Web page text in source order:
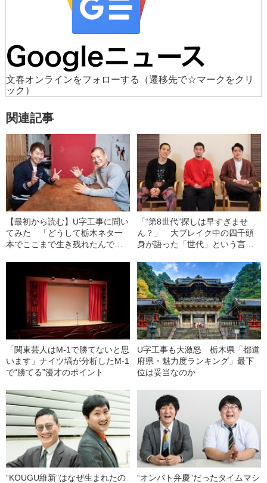
文春オンラインをフォローする
（遷移先で☆マークをクリ
ック）
関連記事
【最初から読む】U字工事に聞い
てみた 「どうして栃木ネタ一
本でここまで生き残れたんです
「“第8世代”探しは早すぎませ
ん？」 大ブレイク中の四千頭
身が語った「世代」という言葉
「関東芸人はM-1で勝てないと思
います」ナイツ塙が分析したM-1
で“勝てる”漫才のポイント
U字工事も大激怒 栃木県「都道
府県・魅力度ランキング」最下
位は妥当なのか
“KOUGU維新”はなぜ生まれたの
“オンバト弁慶”だったタイムマシ